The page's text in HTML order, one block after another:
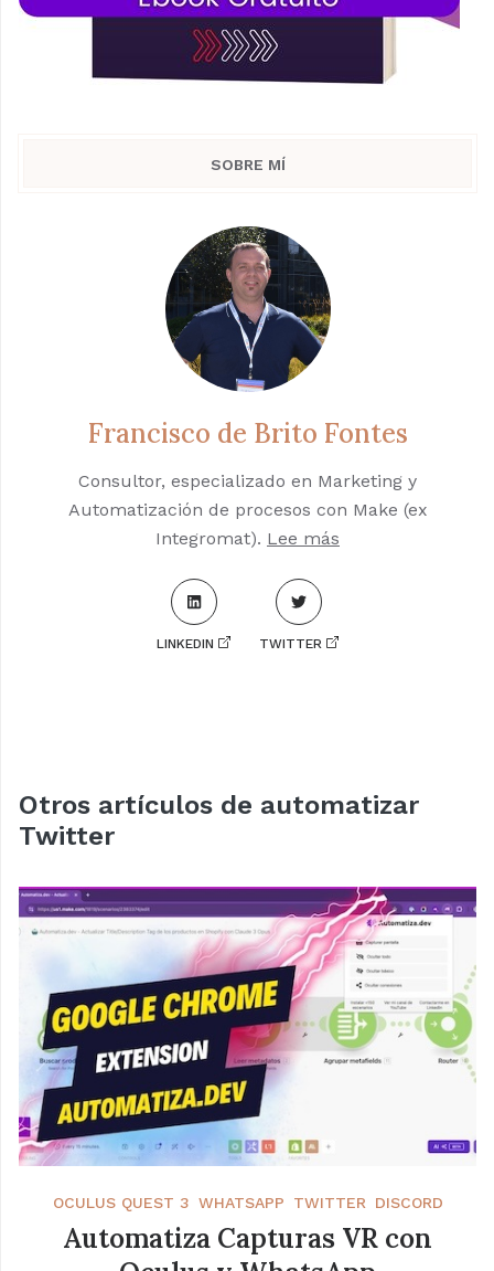
SOBRE MÍ
Francisco de Brito Fontes
Consultor, especializado en Marketing y
Automatización de procesos con Make (ex
Integromat). Lee más
LINKEDIN TWITTER
Otros artículos de automatizar
Twitter
OCULUS QUEST 3 WHATSAPP TWITTER DISCORD
Automatiza Capturas VR con